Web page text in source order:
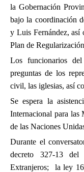
la Gobernación
bajo la coordinación
y Luis Fernández, así
Plan de
Los funcionarios
preguntas de los
civil, las iglesias, así
Se espera la
Internacional para
de las Naciones
Durante el
decreto 327-13 del
Extranjeros; la ley